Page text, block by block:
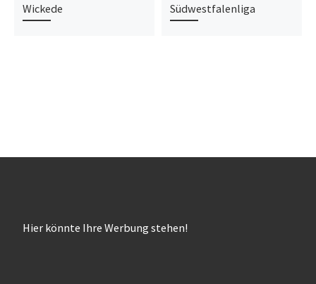
Wickede
Südwestfalenliga
Hier könnte Ihre Werbung stehen!